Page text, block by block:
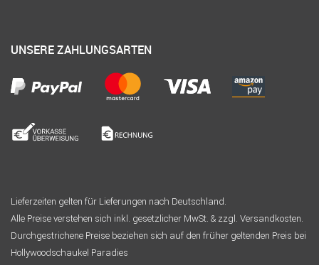
UNSERE ZAHLUNGSARTEN
Lieferzeiten gelten für Lieferungen nach Deutschland.
Alle Preise verstehen sich inkl. gesetzlicher MwSt. & zzgl. Versandkosten.
Durchgestrichene Preise beziehen sich auf den früher geltenden Preis bei
Hollywoodschaukel Paradies